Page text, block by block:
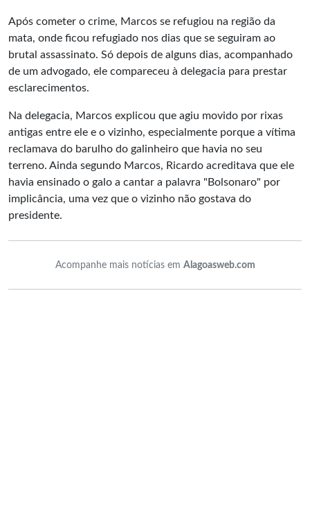
Após cometer o crime, Marcos se refugiou na região da
mata, onde ficou refugiado nos dias que se seguiram ao
brutal assassinato. Só depois de alguns dias, acompanhado
de um advogado, ele compareceu à delegacia para prestar
esclarecimentos.
Na delegacia, Marcos explicou que agiu movido por rixas
antigas entre ele e o vizinho, especialmente porque a vítima
reclamava do barulho do galinheiro que havia no seu
terreno. Ainda segundo Marcos, Ricardo acreditava que ele
havia ensinado o galo a cantar a palavra "Bolsonaro" por
implicância, uma vez que o vizinho não gostava do
presidente.
Acompanhe mais notícias em Alagoasweb.com